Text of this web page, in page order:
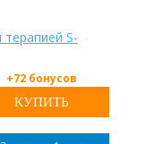
+72 бонусов